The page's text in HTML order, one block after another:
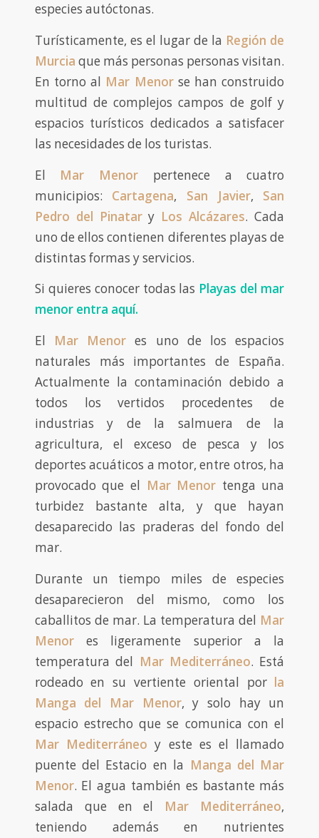
especies autóctonas.
Turísticamente, es el lugar de la Región de
Murcia que más personas personas visitan.
En torno al Mar Menorse han construido
multitud de complejos campos de golf y
espacios turísticos dedicados a satisfacer
las necesidades de los turistas.
El Mar Menor pertenece a cuatro
municipios: Cartagena, San Javier, San
Pedro del Pinatary Los Alcázares. Cada
uno de ellos contienen diferentes playas de
distintas formas y servicios.
Si quieres conocer todas las Playas del mar
menor entra aquí.
El Mar Menor es uno de los espacios
naturales más importantes de España.
Actualmente la contaminación debido a
todos los vertidos procedentes de
industrias y de la salmuera de la
agricultura, el exceso de pesca y los
deportes acuáticos a motor, entre otros, ha
provocado que el Mar Menor tenga una
turbidez bastante alta, y que hayan
desaparecido las praderas del fondo del
mar.
Durante un tiempo miles de especies
desaparecieron del mismo, como los
caballitos de mar. La temperatura del Mar
Menores ligeramente superior a la
temperatura del Mar Mediterráneo. Está
rodeado en su vertiente oriental por la
Manga del Mar Menor, y solo hay un
espacio estrecho que se comunica con el
Mar Mediterráneo y este es el llamado
puente del Estacio en la Manga del Mar
Menor. El agua también es bastante más
salada que en el Mar Mediterráneo,
teniendo además en nutrientes